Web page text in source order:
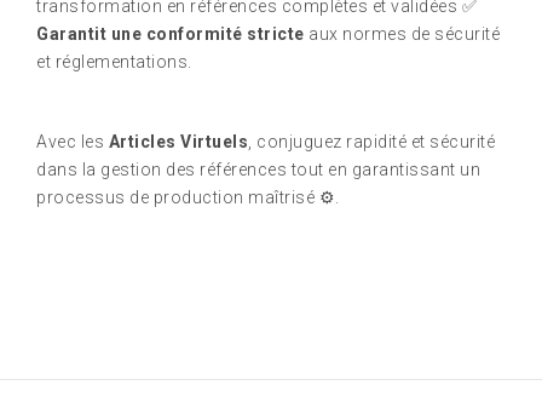
transformation en références complètes et validées ✅
Garantit une conformité stricte aux normes de sécurité
et réglementations.
Avec les Articles Virtuels , conjuguez rapidité et sécurité
dans la gestion des références tout en garantissant un
processus de production maîtrisé ⚙️.